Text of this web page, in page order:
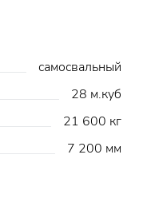
самосвальный
28 м.куб
21 600 кг
7 200 мм